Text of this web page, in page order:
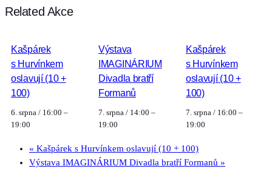
Related Akce
Kašpárek
s Hurvínkem
oslavují (10 +
100)
6. srpna / 16:00 –
19:00
Výstava
IMAGINÁRIUM
Divadla bratří
Formanů
7. srpna / 14:00 –
19:00
Kašpárek
s Hurvínkem
oslavují (10 +
100)
7. srpna / 16:00 –
19:00
« Kašpárek s Hurvínkem oslavují (10 + 100)
Výstava IMAGINÁRIUM Divadla bratří Formanů »